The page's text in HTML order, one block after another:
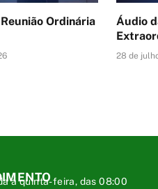
Ordinária
Áudio
28 de
a quinta-feira, das 08:00